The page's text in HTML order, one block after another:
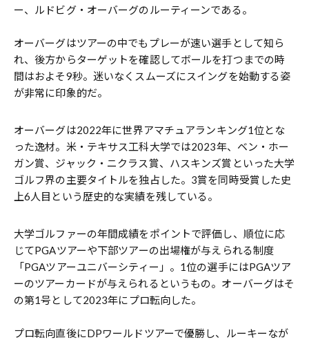
ー、ルドビグ・オーバーグのルーティーンである。
オーバーグはツアーの中でもプレーが速い選手として知ら
れ、後方からターゲットを確認してボールを打つまでの時
間はおよそ9秒。迷いなくスムーズにスイングを始動する姿
が非常に印象的だ。
オーバーグは2022年に世界アマチュアランキング1位とな
った逸材。米・テキサス工科大学では2023年、ベン・ホー
ガン賞、ジャック・ニクラス賞、ハスキンズ賞といった大学
ゴルフ界の主要タイトルを独占した。3賞を同時受賞した史
上6人目という歴史的な実績を残している。
大学ゴルファーの年間成績をポイントで評価し、順位に応
じてPGAツアーや下部ツアーの出場権が与えられる制度
「PGAツアーユニバーシティー」。1位の選手にはPGAツア
ーのツアーカードが与えられるというもの。オーバーグはそ
の第1号として2023年にプロ転向した。
プロ転向直後にDPワールドツアーで優勝し、ルーキーなが